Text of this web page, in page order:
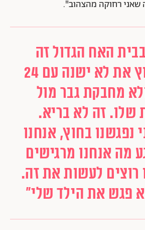
שאני רחוקה מהצהוב".
האח הגדול זה
אתגר. בחוץ את לא ישנה עם 24
מחבקת גבר מול
שלו. זה לא בריא.
נפגשנו בחוץ, אנחנו
מה אנחנו מרגישים
רוצים לעשות את זה.
פגש את הילד שלי"